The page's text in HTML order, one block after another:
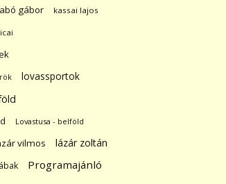
gábor kassai lajos
lovassportok
Lovastusa - belföld
vilmos lázár zoltán
Programajánló